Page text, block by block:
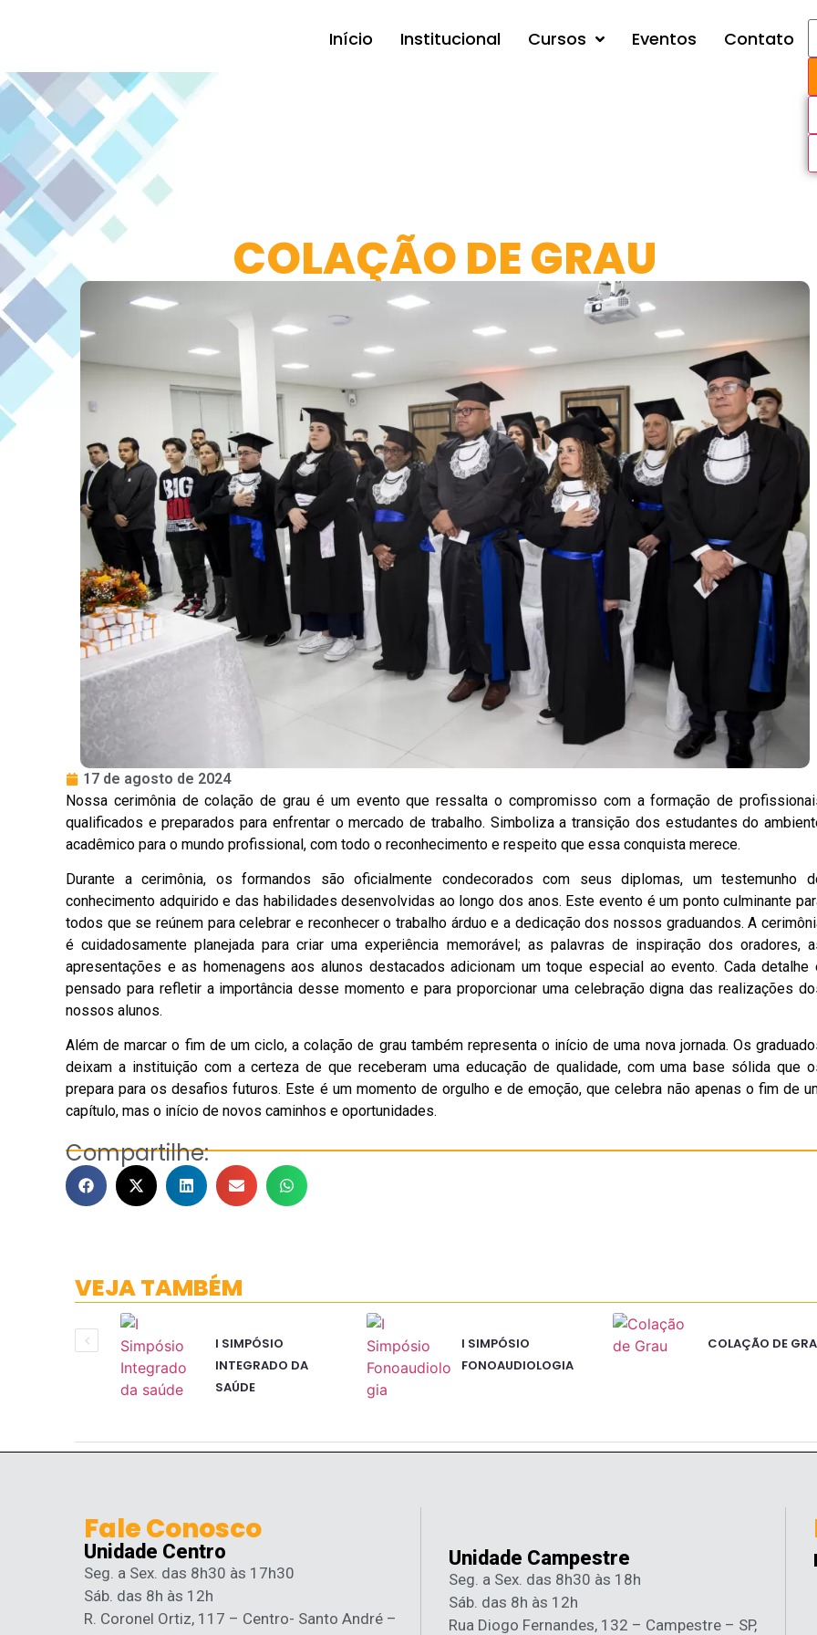
Início Institucional Cursos Eventos Contato
COLAÇÃO DE GRAU
17 de agosto de 2024
Nossa cerimônia de colação de grau é um evento que ressalta o compromisso com a formação de
qualificados e preparados para enfrentar o mercado de trabalho. Simboliza a transição dos estudantes do
acadêmico para o mundo profissional, com todo o reconhecimento e respeito que essa conquista merece.
Durante a cerimônia, os formandos são oficialmente condecorados com seus diplomas, um testemunho
conhecimento adquirido e das habilidades desenvolvidas ao longo dos anos. Este evento é um ponto culminante
todos que se reúnem para celebrar e reconhecer o trabalho árduo e a dedicação dos nossos graduandos. A
é cuidadosamente planejada para criar uma experiência memorável; as palavras de inspiração dos oradores,
apresentações e as homenagens aos alunos destacados adicionam um toque especial ao evento. Cada detalhe
pensado para refletir a importância desse momento e para proporcionar uma celebração digna das realizações
nossos alunos.
Além de marcar o fim de um ciclo, a colação de grau também representa o início de uma nova jornada. Os
deixam a instituição com a certeza de que receberam uma educação de qualidade, com uma base sólida que
prepara para os desafios futuros. Este é um momento de orgulho e de emoção, que celebra não apenas o fim de
capítulo, mas o início de novos caminhos e oportunidades.
Compartilhe:
VEJA TAMBÉM
I SIMPÓSIO
INTEGRADO DA
SAÚDE
I SIMPÓSIO
FONOAUDIOLOGIA
COLAÇÃO DE
Fale Conosco
Unidade Centro
Seg. a Sex. das 8h30 às 17h30
Sáb. das 8h às 12h
R. Coronel Ortiz, 117 – Centro- Santo André –
Unidade Campestre
Seg. a Sex. das 8h30 às 18h
Sáb. das 8h às 12h
Rua Diogo Fernandes, 132 – Campestre – SP,